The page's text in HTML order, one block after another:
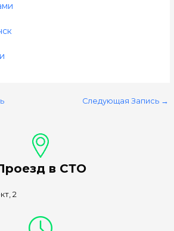
Следующая Запись →
в СТО
2